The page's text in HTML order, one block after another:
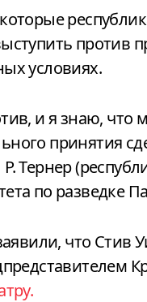
условиях.
и я знаю, что
принятия
Тернер
по разведке
что